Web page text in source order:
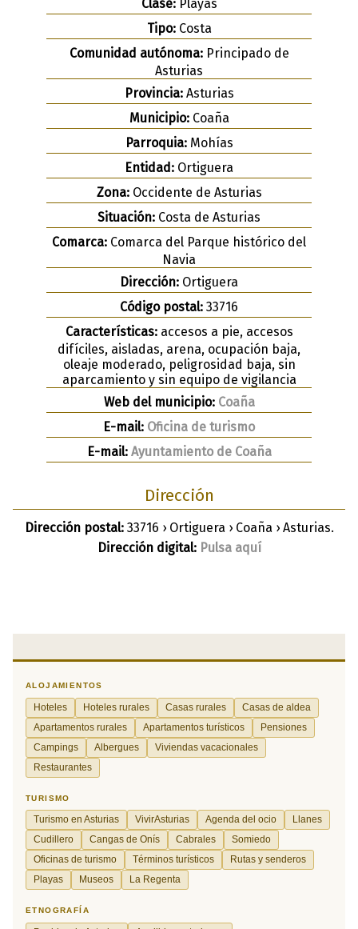
Clase:Playas
Tipo:Costa
Comunidad autónoma:Principado de
Asturias
Provincia:Asturias
Municipio:Coaña
Parroquia:Mohías
Entidad: Ortiguera
Zona:Occidente de Asturias
Situación: Costa de Asturias
Comarca: Comarca del Parque histórico del
Navia
Dirección: Ortiguera
Código postal: 33716
Características:accesos a pie, accesos
difíciles, aisladas, arena, ocupación baja,
oleaje moderado, peligrosidad baja, sin
aparcamiento y sin equipo de vigilancia
Web del municipio: Coaña
E-mail: Oficina de turismo
E-mail: Ayuntamiento de Coaña
Dirección
Dirección postal:33716 › Ortiguera › Coaña › Asturias.
Dirección digital: Pulsa aquí